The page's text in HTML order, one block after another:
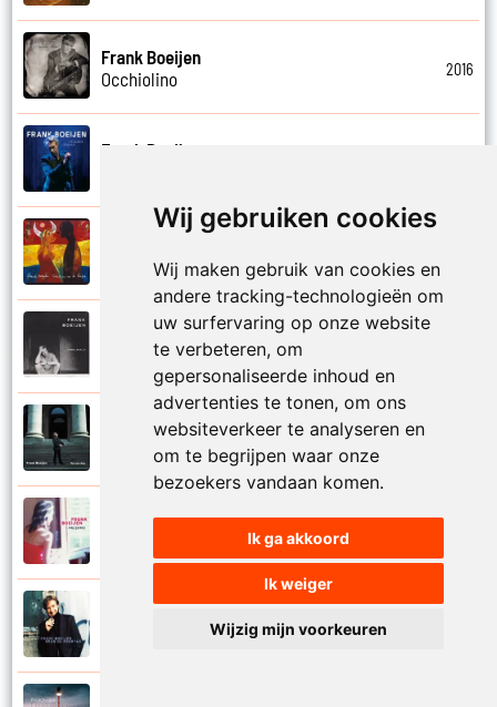
Wij gebruiken cookies
Wij maken gebruik van cookies en
andere tracking-technologieën om
uw surfervaring op onze website
te verbeteren, om
gepersonaliseerde inhoud en
advertenties te tonen, om ons
websiteverkeer te analyseren en
om te begrijpen waar onze
bezoekers vandaan komen.
Ik ga akkoord
Ik weiger
Wijzig mijn voorkeuren
Frank Boeijen
Occhiolino
2016
Frank Boeijen
Onder ons
Frank Boeijen
Onschuld
Frank Boeijen
Op een dag
Frank Boeijen
Open de poorten